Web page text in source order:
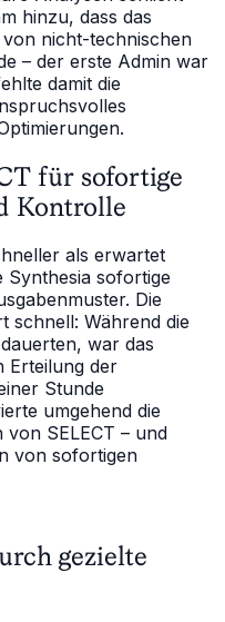
hinzu, dass das
nicht-technischen
– der erste Admin war
damit die
für sofortige
Kontrolle
als erwartet
Synthesia sofortige
Die
schnell: Während die
war das
Erteilung der
Stunde
umgehend die
SELECT – und
von sofortigen
gezielte